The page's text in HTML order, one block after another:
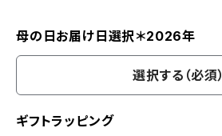
母の日お届け日選択＊2026年
選択する（必須）
ギフトラッピング